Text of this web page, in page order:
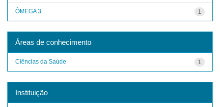
1
ÔMEGA 3
Áreas de conhecimento
1
Ciências da Saúde
Instituição